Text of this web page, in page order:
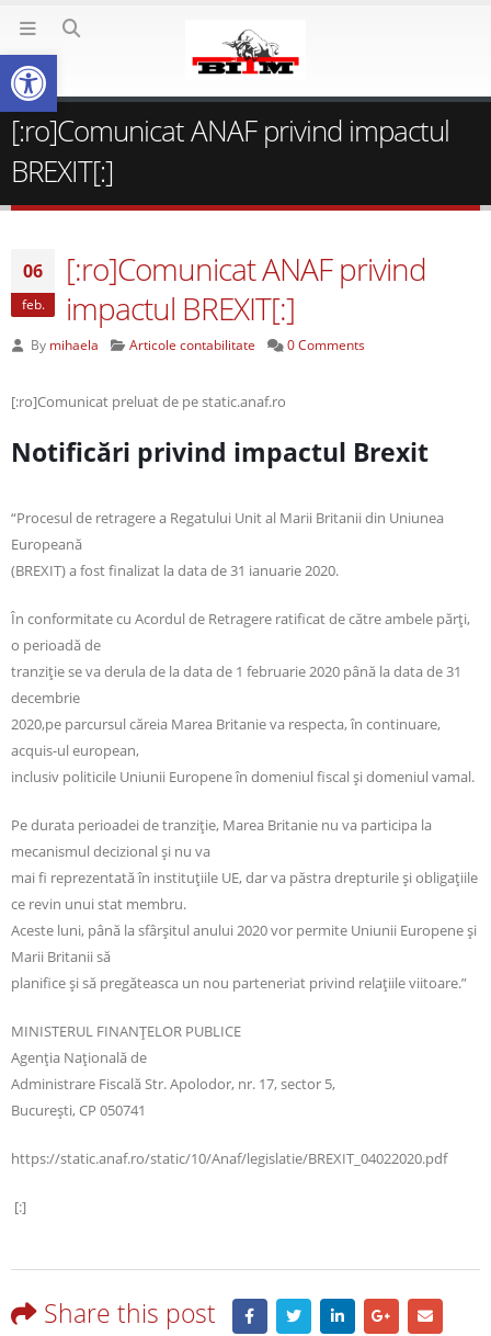
[:ro]Comunicat ANAF privind impactul
BREXIT[:]
06
feb.
[:ro]Comunicat ANAF privind
impactul BREXIT[:]
By mihaela Articole contabilitate 0 Comments
[:ro]Comunicat preluat de pe static.anaf.ro
Notificări privind impactul Brexit
“Procesul de retragere a Regatului Unit al Marii Britanii din Uniunea
Europeană
(BREXIT) a fost finalizat la data de 31 ianuarie 2020.
În conformitate cu Acordul de Retragere ratificat de către ambele părți,
o perioadă de
tranziție se va derula de la data de 1 februarie 2020 până la data de 31
decembrie
2020,pe parcursul căreia Marea Britanie va respecta, în continuare,
acquis-ul european,
inclusiv politicile Uniunii Europene în domeniul fiscal și domeniul vamal.
Pe durata perioadei de tranziție, Marea Britanie nu va participa la
mecanismul decizional și nu va
mai fi reprezentată în instituțiile UE, dar va păstra drepturile și obligațiile
ce revin unui stat membru.
Aceste luni, până la sfârșitul anului 2020 vor permite Uniunii Europene și
Marii Britanii să
planifice și să pregăteasca un nou parteneriat privind relațiile viitoare.”
MINISTERUL FINANŢELOR PUBLICE
Agenţia Naţională de
Administrare Fiscală Str. Apolodor, nr. 17, sector 5,
Bucureşti, CP 050741
https://static.anaf.ro/static/10/Anaf/legislatie/BREXIT_04022020.pdf
[:]
Share this post
Deschide bara de unelte